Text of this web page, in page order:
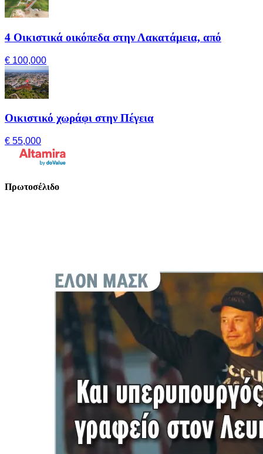
4 Οικιστικά οικόπεδα στην Λακατάμεια, από
€ 100,000
Οικιστικό χωράφι στην Πέγεια
€ 55,000
Πρωτοσέλιδο